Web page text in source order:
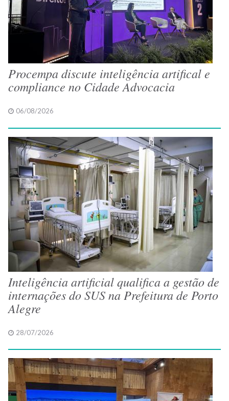
Procempa discute inteligência artifical e
compliance no Cidade Advocacia
06/08/2026
Inteligência artificial qualifica a gestão de
internações do SUS na Prefeitura de Porto
Alegre
28/07/2026